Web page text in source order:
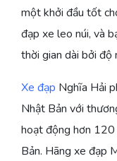
một khởi đầu tốt
đạp xe leo núi, và
thời gian dài bởi
Xe đạp Nghĩa Hải
Nhật Bản với
hoạt động hơn
Bản. Hãng xe đạp